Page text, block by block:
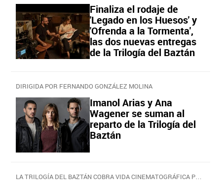
Finaliza el rodaje de
'Legado en los Huesos' y
'Ofrenda a la Tormenta',
las dos nuevas entregas
de la Trilogía del Baztán
DIRIGIDA POR FERNANDO GONZÁLEZ MOLINA
Imanol Arias y Ana
Wagener se suman al
reparto de la Trilogía del
Baztán
LA TRILOGÍA DEL BAZTÁN COBRA VIDA CINEMATOGRÁFICA PRODUCIDA POR ATRESMEDIA CINE